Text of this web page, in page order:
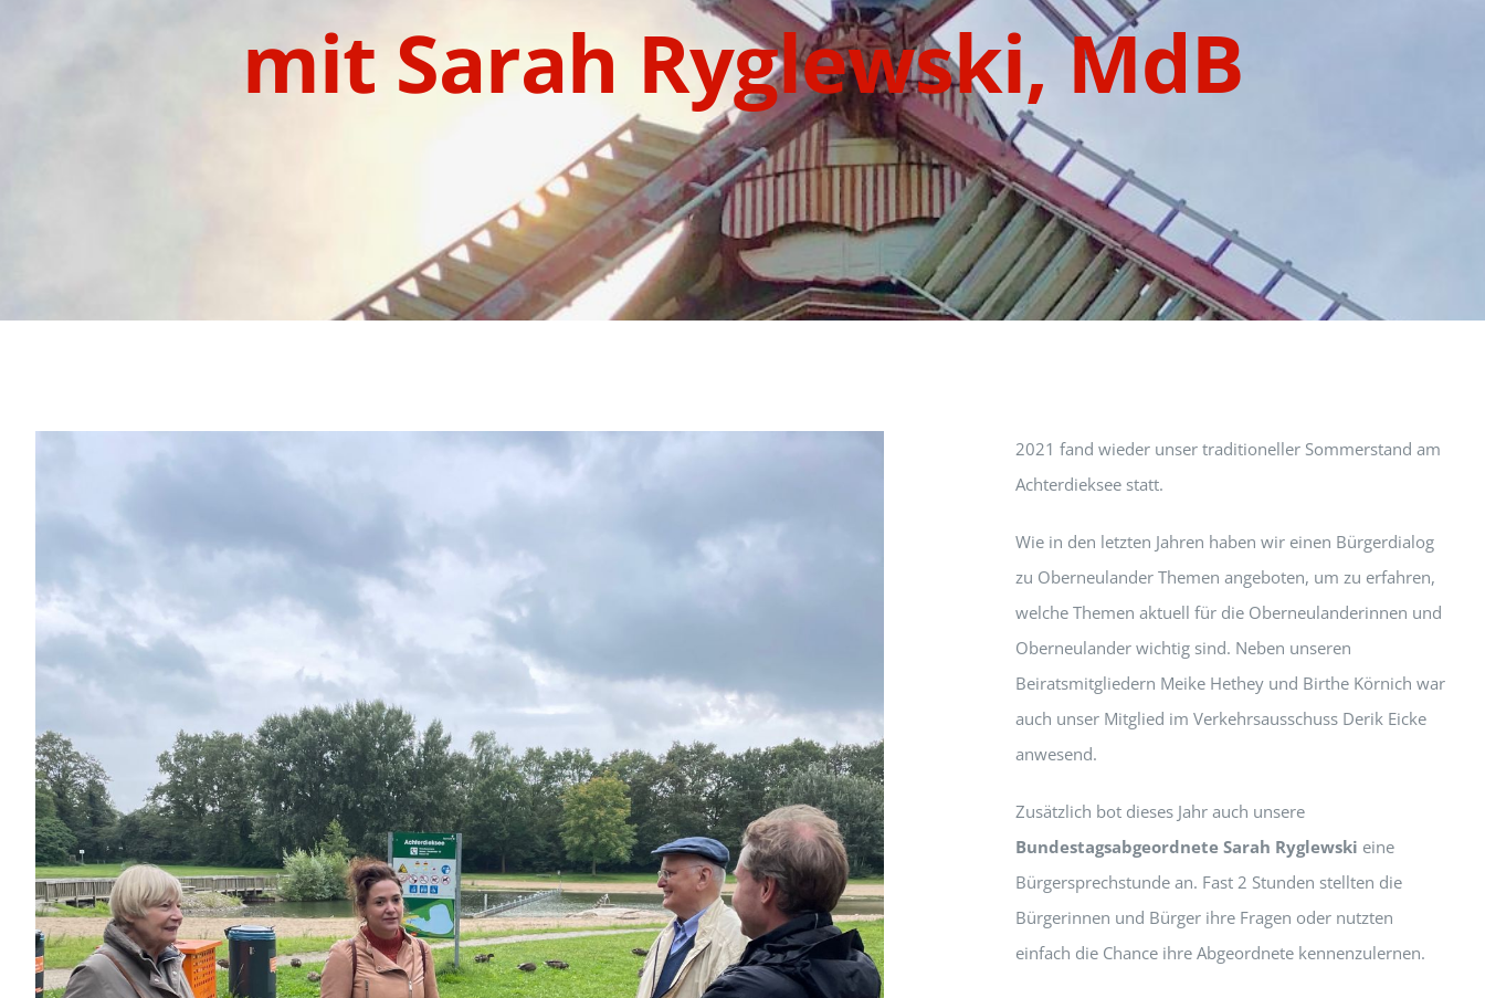
mit Sarah Ryglewski, MdB
2021 fand wieder unser traditioneller Sommerstand am
Achterdieksee statt.
Wie in den letzten Jahren haben wir einen Bürgerdialog
zu Oberneulander Themen angeboten, um zu erfahren,
welche Themen aktuell für die Oberneulanderinnen und
Oberneulander wichtig sind. Neben unseren
Beiratsmitgliedern Meike Hethey und Birthe Körnich war
auch unser Mitglied im Verkehrsausschuss Derik Eicke
anwesend.
Zusätzlich bot dieses Jahr auch unsere
Bundestagsabgeordnete Sarah Ryglewski eine
Bürgersprechstunde an. Fast 2 Stunden stellten die
Bürgerinnen und Bürger ihre Fragen oder nutzten
einfach die Chance ihre Abgeordnete kennenzulernen.